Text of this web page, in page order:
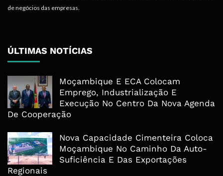
de negócios das empresas.
ÚLTIMAS NOTÍCIAS
Moçambique E ECA Colocam
Emprego, Industrialização E
Execução No Centro Da Nova Agenda
De Cooperação
Nova Capacidade Cimenteira Coloca
Moçambique No Caminho Da Auto-
Suficiência E Das Exportações
Regionais